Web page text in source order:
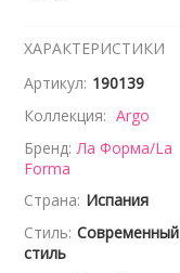
ХАРАКТЕРИСТИКИ
Артикул: 190139
Коллекция: Argo
Бренд: Ла Форма/La
Forma
Страна: Испания
Стиль: Современный
стиль